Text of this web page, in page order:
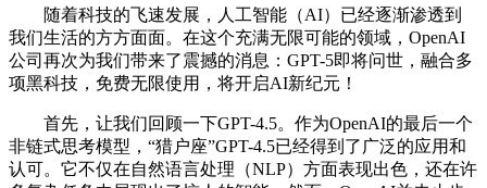
随着科技的飞速发展，人工智能（AI）已经逐渐渗透到
我们生活的方方面面。在这个充满无限可能的领域，OpenAI
公司再次为我们带来了震撼的消息：GPT-5即将问世，融合多
项黑科技，免费无限使用，将开启AI新纪元！
首先，让我们回顾一下GPT-4.5。作为OpenAI的最后一个
非链式思考模型，“猎户座”GPT-4.5已经得到了广泛的应用和
认可。它不仅在自然语言处理（NLP）方面表现出色，还在许